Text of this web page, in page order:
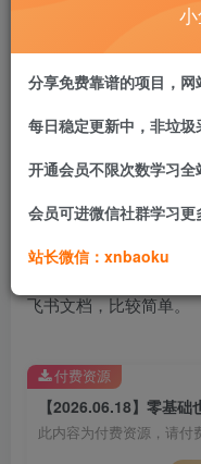
课程介绍
AI催泪戳心亲情短片，
课程目录
飞书文档，比较简单。
此内容为付费资源，请付
付费资源
分享免费靠谱的项目，网
每日稳定更新中，非垃圾
开通会员不限次数学习全
会员可进微信社群学习
站长微信：xnbaoku